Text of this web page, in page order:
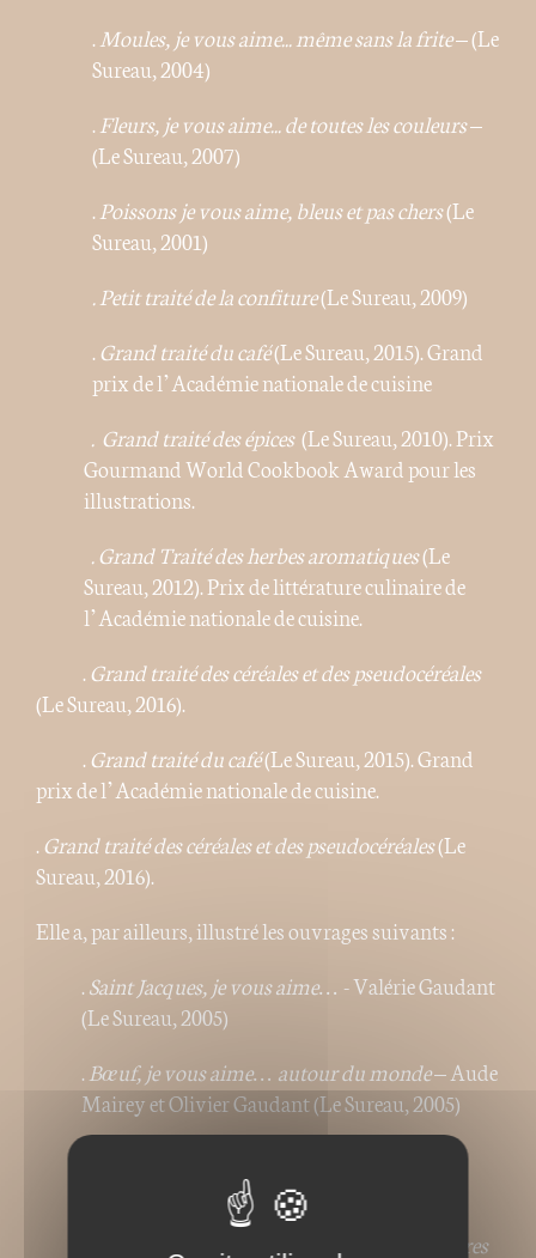
.Moules, je vous aime... même sans la frite– (Le
Sureau, 2004)
.Fleurs, je vous aime... de toutes les couleurs–
(Le Sureau, 2007)
.Poissons je vous aime, bleus et pas chers(Le
Sureau, 2001)
. Petit traité de la confiture(Le Sureau, 2009)
.Grand traité du café(Le Sureau, 2015). Grand
prix de l’Académie nationale de cuisine
. Grand traité des épices(Le Sureau, 2010). Prix
Gourmand World Cookbook Award pour les
illustrations.
. Grand Traité des herbes aromatiques(Le
Sureau, 2012). Prix de littérature culinaire de
l’Académie nationale de cuisine.
.Grand traité des céréales et des pseudocéréales
(Le Sureau, 2016).
.Grand traité du café(Le Sureau, 2015). Grand
prix de l’Académie nationale de cuisine.
.Grand traité des céréales et des pseudocéréales(Le
Sureau, 2016).
Elle a, par ailleurs, illustré les ouvrages suivants :
.Saint Jacques, je vous aime… - Valérie Gaudant
(Le Sureau, 2005)
.Bœuf, je vous aime… autour du monde– Aude
Mairey et Olivier Gaudant (Le Sureau, 2005)
Goulletquer (Le Sureau, 2006)
Soupes je vous aime… originales et singulières